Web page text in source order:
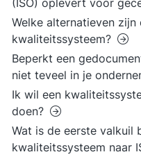
(ISO) oplevert voor
Welke alternatieven
kwaliteitssysteem?
Beperkt een
niet teveel in je
Ik wil een
doen?
Wat is de eerste valkuil
kwaliteitssysteem naar